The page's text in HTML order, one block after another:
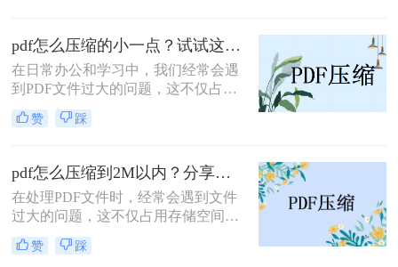
PDF压缩方法。
pdf怎么压缩的小一点？试试这三种实用压缩方法！
在日常办公和学习中，我们经常会遇
到PDF文件过大的问题，这不仅占用
了大量的存储空间，还影响了文件的
传输速度。那么pdf怎么压缩的小一点
绍三种实用的PDF压缩方法，帮助您
轻松将PDF文件压缩得更小。
赞 踩
pdf怎么压缩到2M以内？分享两种实用压缩方法！
在处理PDF文件时，经常会遇到文件
过大的问题，这不仅占用存储空间，
还影响文件的传输速度。为了满足特
定需求，将PDF文件压缩到2M以内变
赞 踩